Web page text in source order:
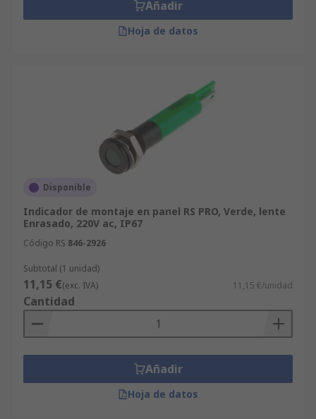
Añadir
Hoja de datos
Disponible
Indicador de montaje en panel RS PRO, Verde, lente
Enrasado, 220V ac, IP67
Código RS 846-2926
Subtotal (1 unidad)
11,15 €(exc. IVA) 11,15 €/unidad
Cantidad
Añadir
Hoja de datos